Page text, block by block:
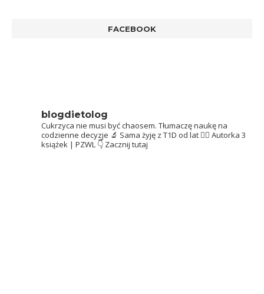
FACEBOOK
blogdietolog
Cukrzyca nie musi być chaosem. Tłumaczę naukę na
codzienne decyzje 🔬 Sama żyję z T1D od lat 👩‍⚕️ Autorka 3
książek | PZWL 👇 Zacznij tutaj